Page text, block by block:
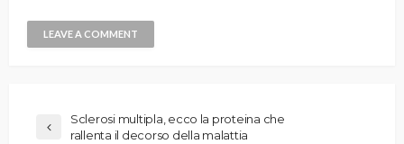
Sclerosi multipla, ecco la proteina che
rallenta il decorso della malattia